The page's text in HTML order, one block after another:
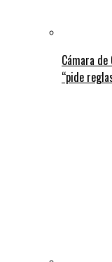
Cámara
“pide